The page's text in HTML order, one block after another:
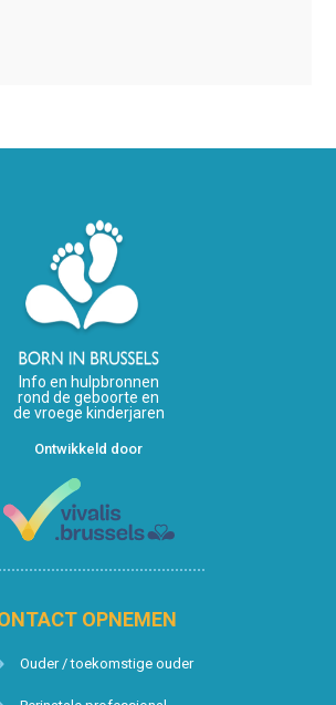
Info en hulpbronnen
rond de geboorte en
de vroege kinderjaren
Ontwikkeld door
OPNEMEN
Ouder / toekomstige ouder